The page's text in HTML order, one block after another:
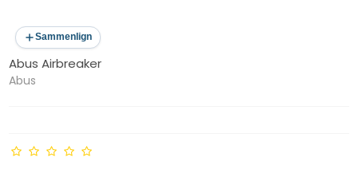
Sammenlign
Abus Airbreaker
Abus